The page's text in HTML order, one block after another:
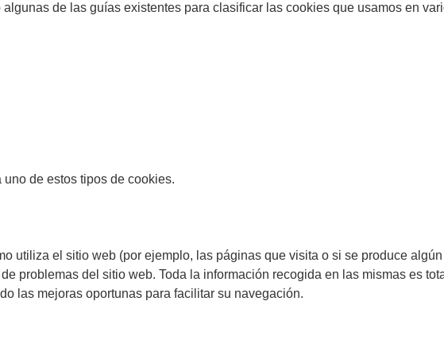
de las guías existentes para clasificar las cookies que usamos en
de estos tipos de cookies.
utiliza el sitio web (por ejemplo, las páginas que visita o si se produce
problemas del sitio web. Toda la información recogida en las mismas es
las mejoras oportunas para facilitar su navegación.